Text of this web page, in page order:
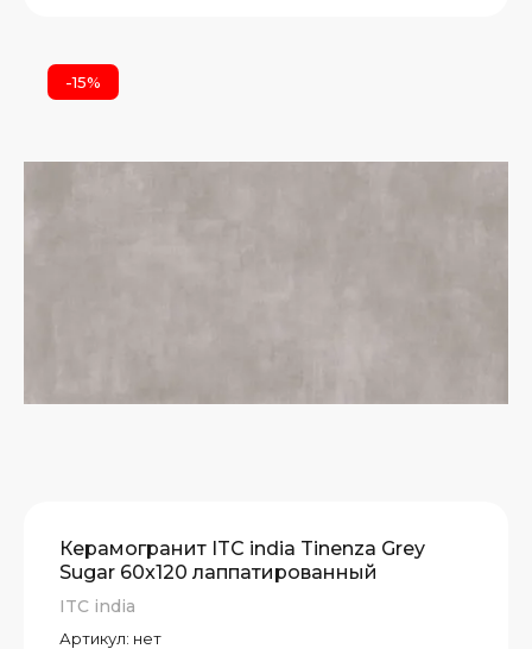
-15%
Керамогранит ITC india Tinenza Grey
Sugar 60x120 лаппатированный
ITC india
Артикул: нет